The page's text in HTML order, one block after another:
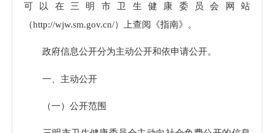
可以在三明市卫生健康委员会网站
（http://wjw.sm.gov.cn/）上查阅《指南》。
政府信息公开分为主动公开和依申请公开。
一、主动公开
（一）公开范围